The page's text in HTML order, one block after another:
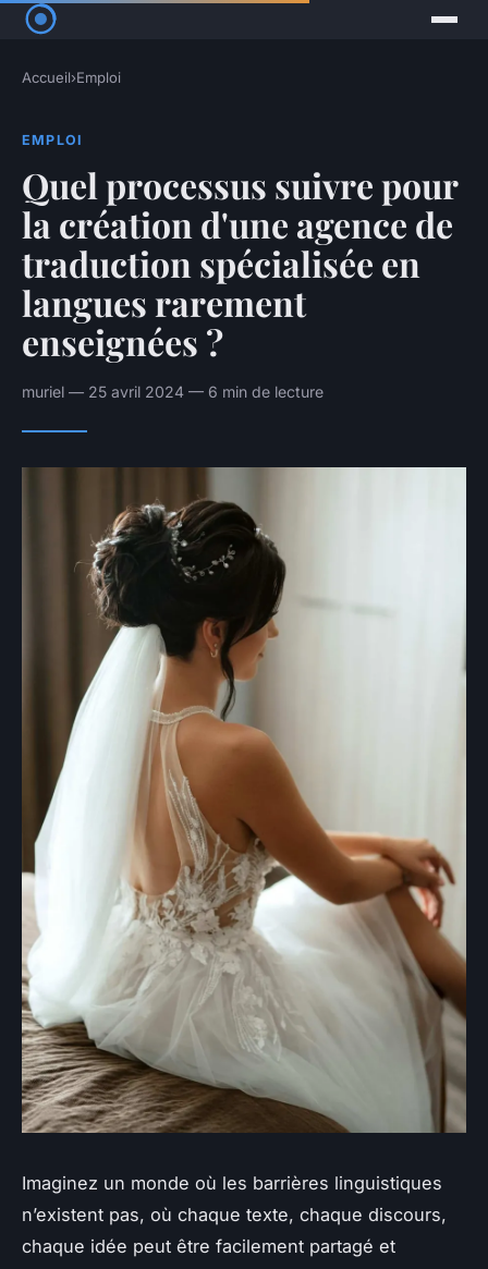
Accueil›Emploi
EMPLOI
Quel processus suivre pour
la création d'une agence de
traduction spécialisée en
langues rarement
enseignées ?
muriel — 25 avril 2024 — 6 min de lecture
Imaginez un monde où les barrières linguistiques
n’existent pas, où chaque texte, chaque discours,
chaque idée peut être facilement partagé et